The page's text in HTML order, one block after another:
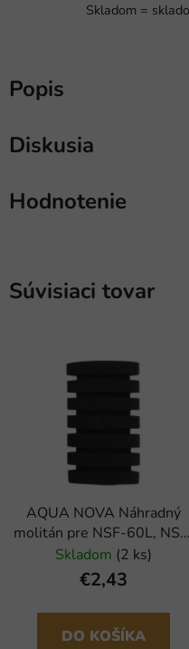
Skladom =
Popis
Diskusia
Hodnotenie
Súvisiaci tovar
AQUA NOVA Náhradný
molitán pre NSF-60L, NSF-
120L
Skladom (2 ks)
€2,43
DO KOŠÍKA